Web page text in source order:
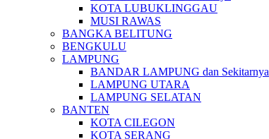
KOTA LUBUKLINGGAU
MUSI RAWAS
BANGKA BELITUNG
BENGKULU
LAMPUNG
BANDAR LAMPUNG dan Sekitarnya
LAMPUNG UTARA
LAMPUNG SELATAN
BANTEN
KOTA CILEGON
KOTA SERANG